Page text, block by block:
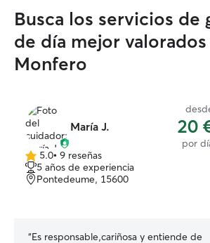
Busca los servicios de
de día mejor
Monfero
María J. 20
por
5.0
de
5
5.0• 9 reseñas
5 años de experiencia
Pontedeume, 15600
“Es responsable,cariñosa y entiende de